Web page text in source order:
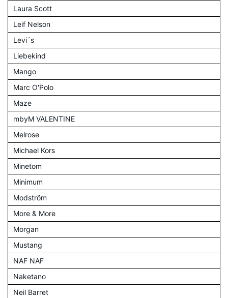
Laura Scott
Leif Nelson
Levi´s
Liebekind
Mango
Marc O'Polo
Maze
mbyM VALENTINE
Melrose
Michael Kors
Minetom
Minimum
Modström
More & More
Morgan
Mustang
NAF NAF
Naketano
Neil Barret